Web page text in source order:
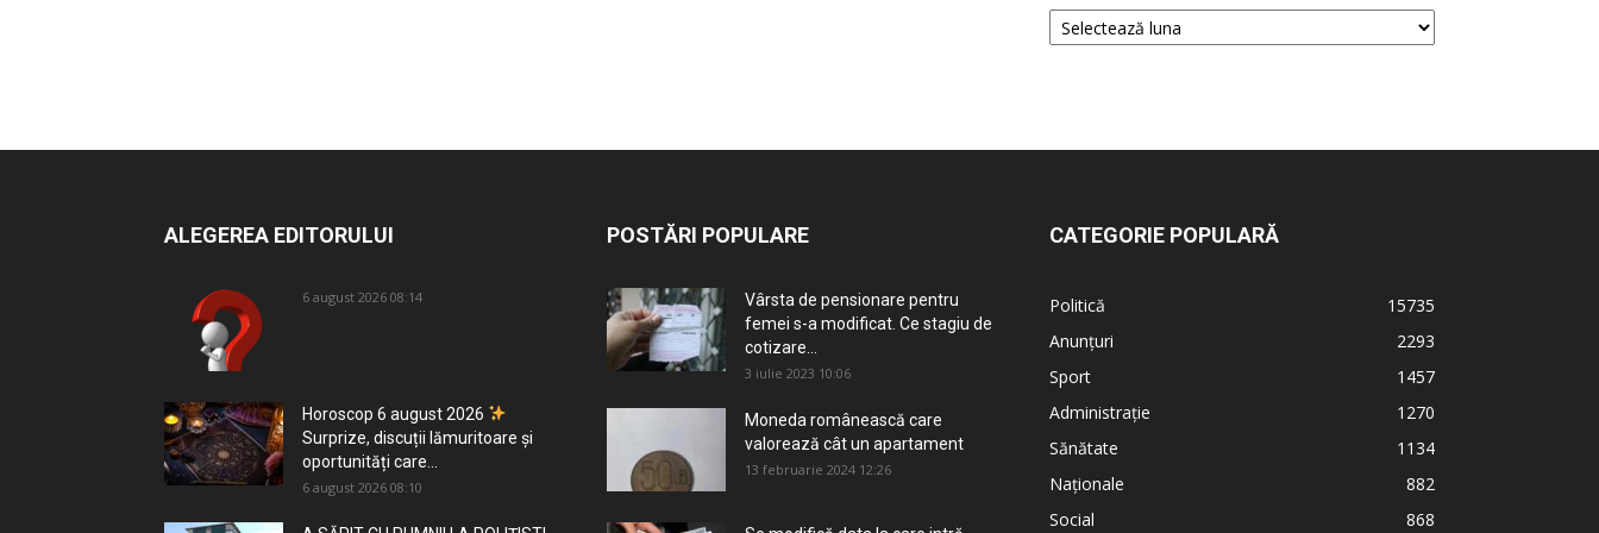
ALEGEREA EDITORULUI
6 august 2026 08:14
Horoscop 6 august 2026
Surprize, discuții lămuritoare și
oportunități care...
6 august 2026 08:10
POSTĂRI POPULARE
Vârsta de pensionare pentru
femei s-a modificat. Ce stagiu de
cotizare...
3 iulie 2023 10:06
Moneda românească care
valorează cât un apartament
13 februarie 2024 12:26
CATEGORIE POPULARĂ
Politică
15735
Anunțuri
2293
Sport
1457
Administrație
1270
Sănătate
1134
Naționale
882
Social
868